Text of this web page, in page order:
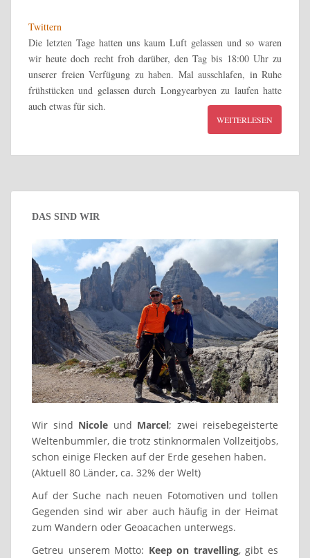
Twittern
Die letzten Tage hatten uns kaum Luft gelassen und so waren
wir heute doch recht froh darüber, den Tag bis 18:00 Uhr zu
unserer freien Verfügung zu haben. Mal ausschlafen, in Ruhe
frühstücken und gelassen durch Longyearbyen zu laufen hatte
auch etwas für sich.
WEITERLESEN
DAS SIND WIR
Wir sind Nicole und Marcel; zwei reisebegeisterte
Weltenbummler, die trotz stinknormalen Vollzeitjobs,
schon einige Flecken auf der Erde gesehen haben.
(Aktuell 80 Länder, ca. 32% der Welt)
Auf der Suche nach neuen Fotomotiven und tollen
Gegenden sind wir aber auch häufig in der Heimat
zum Wandern oder Geoacachen unterwegs.
Getreu unserem Motto: Keep on travelling, gibt es